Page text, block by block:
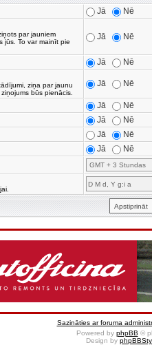
Jā
Nē
par jauniem
jūs. To var mainīt pie
Jā Nē
Jā
Nē
ziņa par jaunu
būs pienācis.
Jā Nē
Jā
Nē
Jā
Nē
Jā
Nē
Jā
Nē
Sazināties ar foruma
Powered by phpBB ©
Design by